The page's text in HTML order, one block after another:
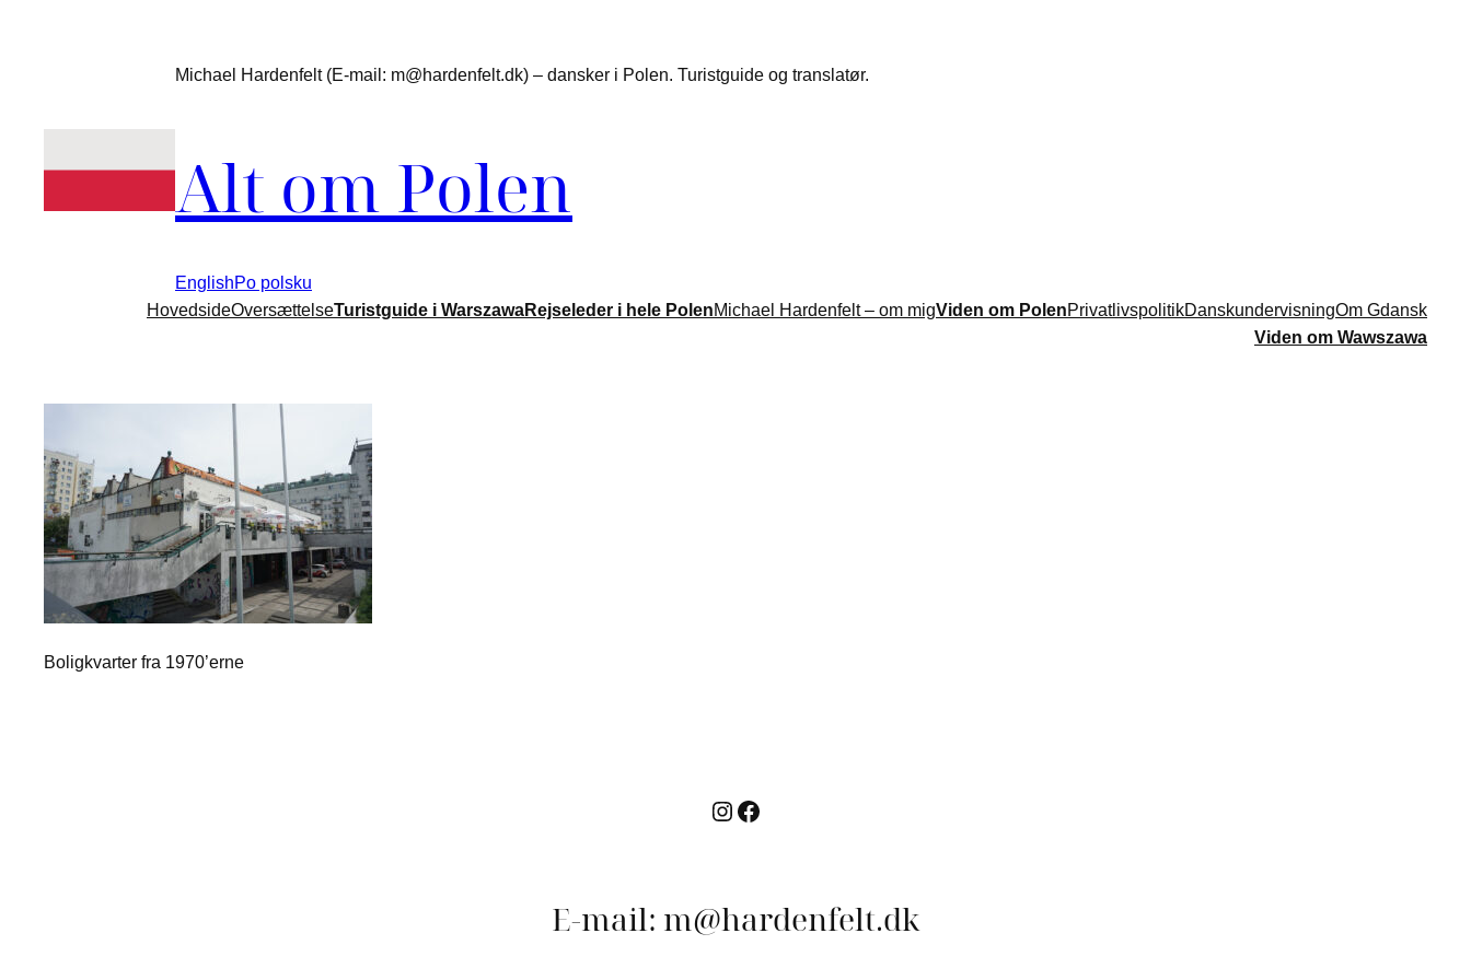
Michael Hardenfelt (E-mail: m@hardenfelt.dk) – dansker i Polen. Turistguide og translatør.
Alt om Polen
EnglishPo polsku
HovedsideOversættelseTuristguide i WarszawaRejseleder i hele PolenMichael Hardenfelt – om migViden om PolenPrivatlivspolitikDanskundervisningOm Gdansk
Viden om Wawszawa
Boligkvarter fra 1970’erne
Instagram
Facebook
E-mail: m@hardenfelt.dk